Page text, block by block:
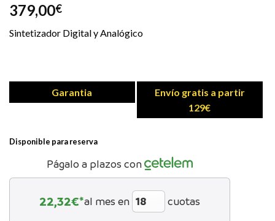
379,00€
Sintetizador Digital y Analógico
Garantia
Envío gratis a partir
129€
Disponible para reserva
Págalo a plazos con
22,32€*al mes en cuotas